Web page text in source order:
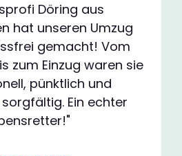
Döring aus
hat unseren Umzug
gemacht! Vom
zum Einzug waren sie
pünktlich und
Ein echter